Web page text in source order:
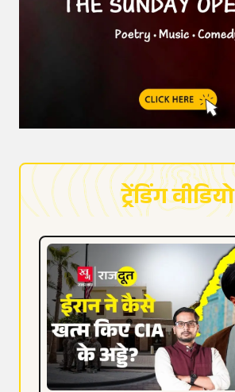
ट्रेंडिंग वीडियो